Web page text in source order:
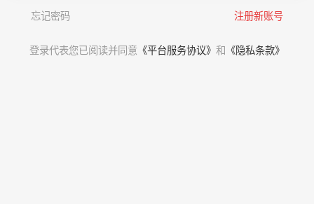
忘记密码 注册新账号
登录代表您已阅读并同意 《平台服务协议》 和 《隐私条款》